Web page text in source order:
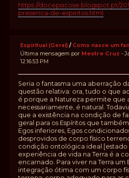
https://docepsicose.blogspot.pt/
presenca-de-espiritos.html
Espiritual (Geral) / Como nasce um
Última mensagem por Mestre Cruz -
12:16:53 PM
Seria o fantasma uma aberração
questão relativa: ora, tudo o que
é porque a Natureza permite que
necessariamente, é natural.
que a existência na condição de
geral para os Espíritos que
Egos inferiores, Egos
desprovidos de corpo físico
condição ontológica ideal [estado
experiência de vida na Terra é a
encarnado. Para viver na Terra um
integração ótima com um corpo